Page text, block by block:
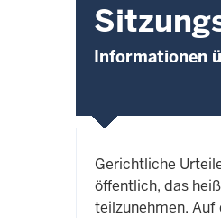
Informationen
Gerichtliche
öffentlich, das
teilzunehmen.